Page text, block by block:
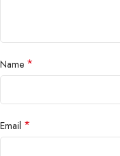
Name *
Email *